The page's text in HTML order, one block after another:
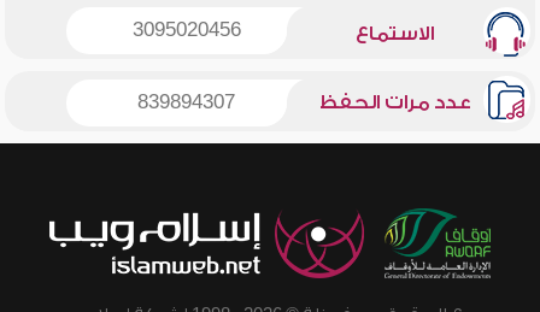
الاستماع 3095020456
عدد مرات الحفظ 839894307